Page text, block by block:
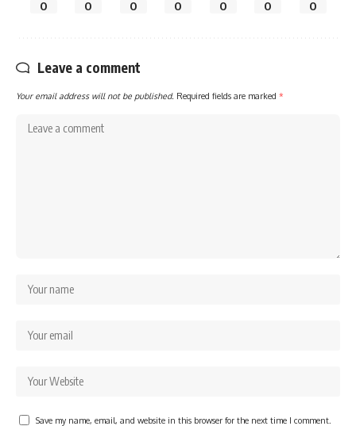
0 0 0 0 0 0 0
Leave a comment
Your email address will not be published. Required fields are marked *
Save my name, email, and website in this browser for the next time I comment.